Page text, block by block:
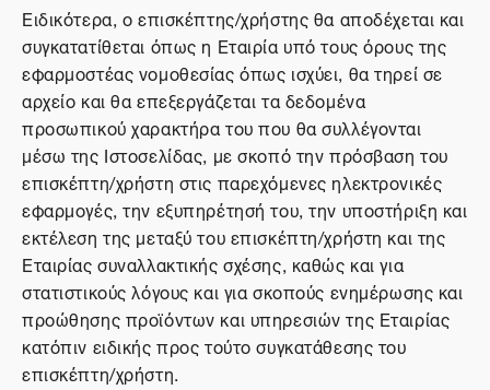
Ειδικότερα, ο επισκέπτης/χρήστης θα αποδέχεται και
συγκατατίθεται όπως η Εταιρία υπό τους όρους της
εφαρμοστέας νομοθεσίας όπως ισχύει, θα τηρεί σε
αρχείο και θα επεξεργάζεται τα δεδομένα
προσωπικού χαρακτήρα του που θα συλλέγονται
μέσω της Ιστοσελίδας, με σκοπό την πρόσβαση του
επισκέπτη/χρήστη στις παρεχόμενες ηλεκτρονικές
εφαρμογές, την εξυπηρέτησή του, την υποστήριξη και
εκτέλεση της μεταξύ του επισκέπτη/χρήστη και της
Εταιρίας συναλλακτικής σχέσης, καθώς και για
στατιστικούς λόγους και για σκοπούς ενημέρωσης και
προώθησης προϊόντων και υπηρεσιών της Εταιρίας
κατόπιν ειδικής προς τούτο συγκατάθεσης του
επισκέπτη/χρήστη.